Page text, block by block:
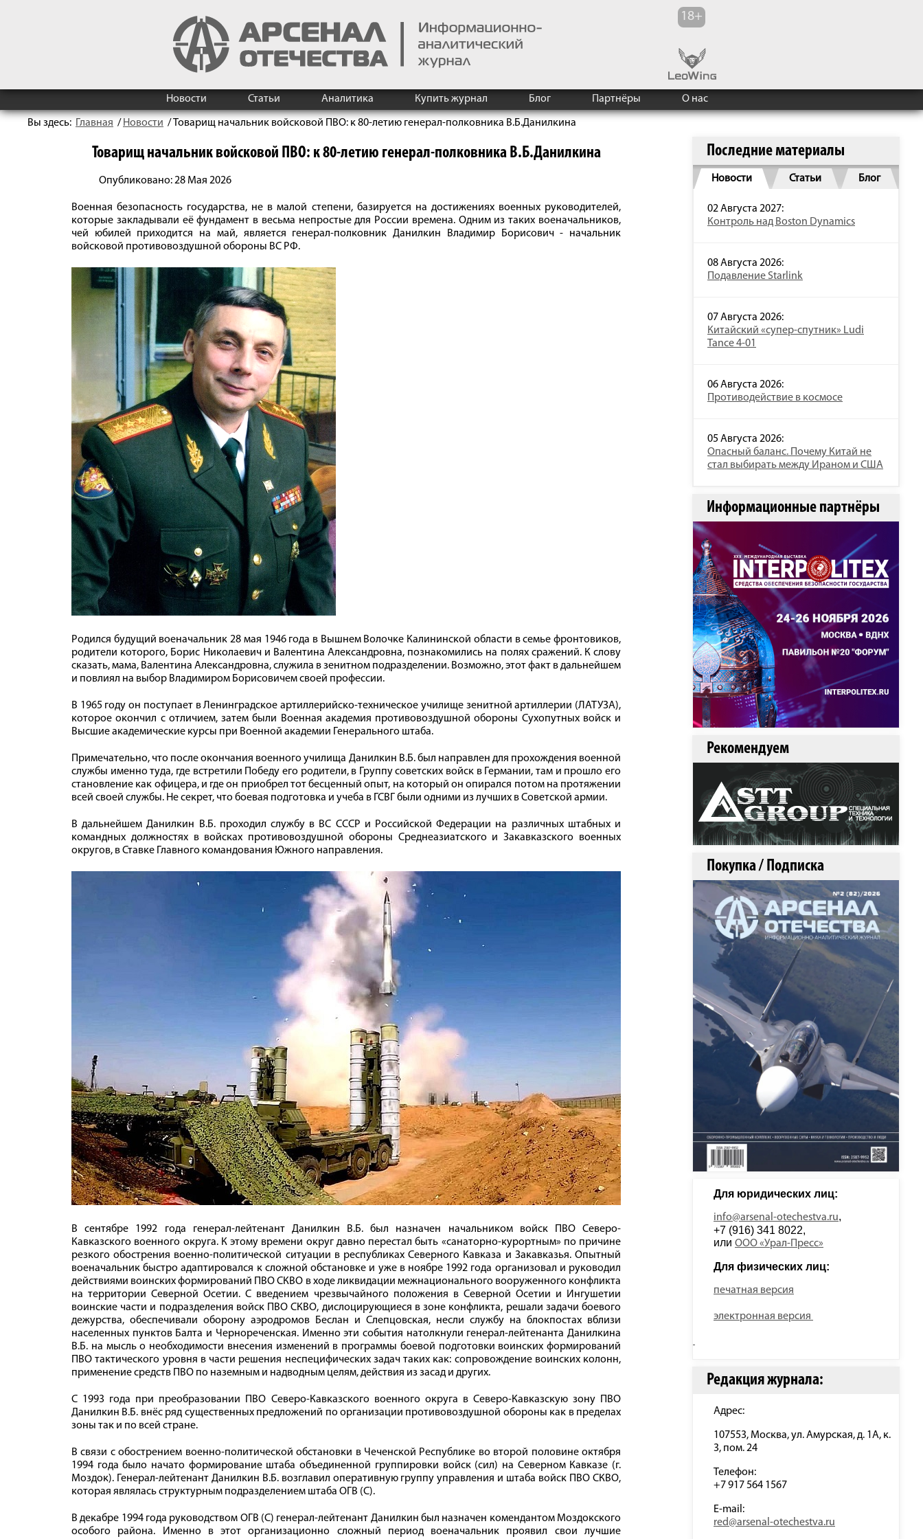
Новости Статьи Аналитика Купить журнал Блог Партнёры О нас
Вы здесь: Главная / Новости /Товарищ начальник войсковой ПВО: к 80-летию генерал-полковника В.Б.Данилкина
Товарищ начальник войсковой ПВО: к 80-летию генерал-полковника В.Б.Данилкина
Опубликовано: 28 Мая 2026
Военная безопасность государства, не в малой степени, базируется на достижениях военных руководителей,
которые закладывали её фундамент в весьма непростые для России времена. Одним из таких военачальников,
чей юбилей приходится на май, является генерал-полковник Данилкин Владимир Борисович - начальник
войсковой противовоздушной обороны ВС РФ.
Родился будущий военачальник 28 мая 1946 года в Вышнем Волочке Калининской области в семье фронтовиков,
родители которого, Борис Николаевич и Валентина Александровна, познакомились на полях сражений. К слову
сказать, мама, Валентина Александровна, служила в зенитном подразделении. Возможно, этот факт в дальнейшем
и повлиял на выбор Владимиром Борисовичем своей профессии.
В 1965 году он поступает в Ленинградское артиллерийско-техническое училище зенитной артиллерии (ЛАТУЗА),
которое окончил с отличием, затем были Военная академия противовоздушной обороны Сухопутных войск и
Высшие академические курсы при Военной академии Генерального штаба.
Примечательно, что после окончания военного училища Данилкин В.Б. был направлен для прохождения военной
службы именно туда, где встретили Победу его родители, в Группу советских войск в Германии, там и прошло его
становление как офицера, и где он приобрел тот бесценный опыт, на который он опирался потом на протяжении
всей своей службы. Не секрет, что боевая подготовка и учеба в ГСВГ были одними из лучших в Советской армии.
В дальнейшем Данилкин В.Б. проходил службу в ВС СССР и Российской Федерации на различных штабных и
командных должностях в войсках противовоздушной обороны Среднеазиатского и Закавказского военных
округов, в Ставке Главного командования Южного направления.
В сентябре 1992 года генерал-лейтенант Данилкин В.Б. был назначен начальником войск ПВО Северо-
Кавказского военного округа. К этому времени округ давно перестал быть «санаторно-курортным» по причине
резкого обострения военно-политической ситуации в республиках Северного Кавказа и Закавказья. Опытный
военачальник быстро адаптировался к сложной обстановке и уже в ноябре 1992 года организовал и руководил
действиями воинских формирований ПВО СКВО в ходе ликвидации межнационального вооруженного конфликта
на территории Северной Осетии. С введением чрезвычайного положения в Северной Осетии и Ингушетии
воинские части и подразделения войск ПВО СКВО, дислоцирующиеся в зоне конфликта, решали задачи боевого
дежурства, обеспечивали оборону аэродромов Беслан и Слепцовская, несли службу на блокпостах вблизи
населенных пунктов Балта и Чернореченская. Именно эти события натолкнули генерал-лейтенанта Данилкина
В.Б. на мысль о необходимости внесения изменений в программы боевой подготовки воинских формирований
ПВО тактического уровня в части решения неспецифических задач таких как: сопровождение воинских колонн,
применение средств ПВО по наземным и надводным целям, действия из засад и других.
С 1993 года при преобразовании ПВО Северо-Кавказского военного округа в Северо-Кавказскую зону ПВО
Данилкин В.Б. внёс ряд существенных предложений по организации противовоздушной обороны как в пределах
зоны так и по всей стране.
В связи с обострением военно-политической обстановки в Чеченской Республике во второй половине октября
1994 года было начато формирование штаба объединенной группировки войск (сил) на Северном Кавказе (г.
Моздок). Генерал-лейтенант Данилкин В.Б. возглавил оперативную группу управления и штаба войск ПВО СКВО,
которая являлась структурным подразделением штаба ОГВ (С).
В декабре 1994 года руководством ОГВ (С) генерал-лейтенант Данилкин был назначен комендантом Моздокского
особого района. Именно в этот организационно сложный период военачальник проявил свои лучшие
Последние материалы
Новости Статьи Блог
02 Августа 2027:
Контроль над Boston Dynamics
08 Августа 2026:
Подавление Starlink
07 Августа 2026:
Китайский «супер-спутник» Ludi
Tance 4-01
06 Августа 2026:
Противодействие в космосе
05 Августа 2026:
Опасный баланс. Почему Китай не
стал выбирать между Ираном и США
Информационные партнёры
Рекомендуем
Покупка / Подписка
Для юридических лиц:
info@arsenal-otechestva.ru,
+7 (916) 341 8022,
или ООО «Урал-Пресс»
Для физических лиц:
печатная версия
электронная версия
Редакция журнала:
Адрес:
107553, Москва, ул. Амурская, д. 1А, к.
3, пом. 24
Телефон:
+7 917 564 1567
E-mail:
red@arsenal-otechestva.ru